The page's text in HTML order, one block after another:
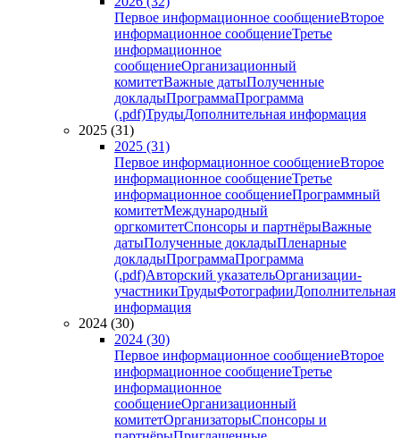
Первое информационное сообщениеВторое
информационное сообщениеТретье
информационное
сообщениеОрганизационный
комитетВажные датыПолученные
докладыПрограммаПрограмма
(.pdf)ТрудыДополнительная информация
2025 (31)
2025 (31)
Первое информационное сообщениеВторое
информационное сообщениеТретье
информационное сообщениеПрограммный
комитетМеждународный
оргкомитетСпонсоры и партнёрыВажные
датыПолученные докладыПленарные
докладыПрограммаПрограмма
(.pdf)Авторский указательОрганизации-
участникиТрудыФотографииДополнительная
информация
2024 (30)
2024 (30)
Первое информационное сообщениеВторое
информационное сообщениеТретье
информационное
сообщениеОрганизационный
комитетОрганизаторыСпонсоры и